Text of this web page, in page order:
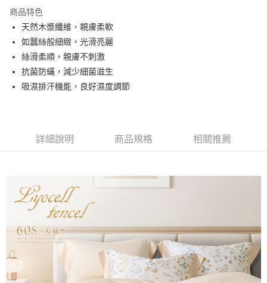
合作金庫商業銀行
華南商業銀行
上海商業儲蓄銀行
國泰世華商業銀行
臺灣中小企業銀行
匯豐（台灣）商業銀行
聯邦商業銀行
台灣樂天信用卡公司
超商取貨付款
LINE Pay
Apple Pay
悠遊付
1.本服務由台灣大哥大提供，台灣大哥大用戶可立即使用無須另外申請。
2.付款方式選擇「大哥付你分期」，訂單成立後會自動跳轉到大哥付的交易
流程，驗證手機門號後，選擇欲分期的期數、繳款截止日，確認付款後即完
成交易。
3.實際核准額度、可分期數及費用金額請依後續交易確認頁面所載為準。
4.訂單成立30分鐘內，如未前往確認交易或遇審核未通過，訂單將自動取
消。如遇「轉專審核」未通過狀況，表示未達大哥付你分期系統評分，恕無
法說明評估內容。
【繳款方式說明】
AFTEE先享後付
相關說明
【關於「AFTEE先享後付」】
AFTEE先享後付是「在收到商品之後才付款」的支付方式。 讓您購物簡單
便利好安心！
１．簡單：不需註冊會員、不需綁卡、不需儲值。
２．便利：只要手機號碼，簡訊認證，即可結帳。
３．安心：先確認商品／服務後，再付款。
Hami Point
相關說明
「Hami Point」為中華電信所提供之點數服務，可於會員專區綁定中華電信
會員帳號後，即可在購物車使用 Hami Point 折抵消費金額 (1點等於1元)。
商品特色
天然木漿纖維，親膚柔軟
如蠶絲般細緻，光滑亮麗
絲滑柔順，親膚不刺激
抗菌防蟎，減少細菌滋生
吸濕排汗機能，良好濕度調節
詳細說明 商品規格 相關推薦